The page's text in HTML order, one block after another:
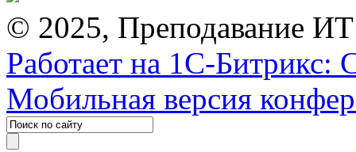
© 2025, Преподавание
Работает на 1С-Битрикс:
Мобильная версия